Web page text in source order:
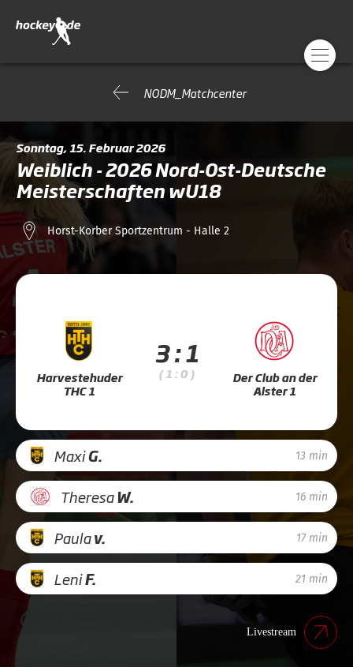
NODM_Matchcenter
Sonntag, 15. Februar 2026
Weiblich - 2026 Nord-Ost-Deutsche
Meisterschaften wU18
Horst-Korber Sportzentrum - Halle 2
Harvestehuder
THC 1
3 : 1
( 1 : 0 )
Der Club an der
Alster 1
MaxiG. 13 min
TheresaW. 16 min
Paulav. 17 min
LeniF. 21 min
Livestream